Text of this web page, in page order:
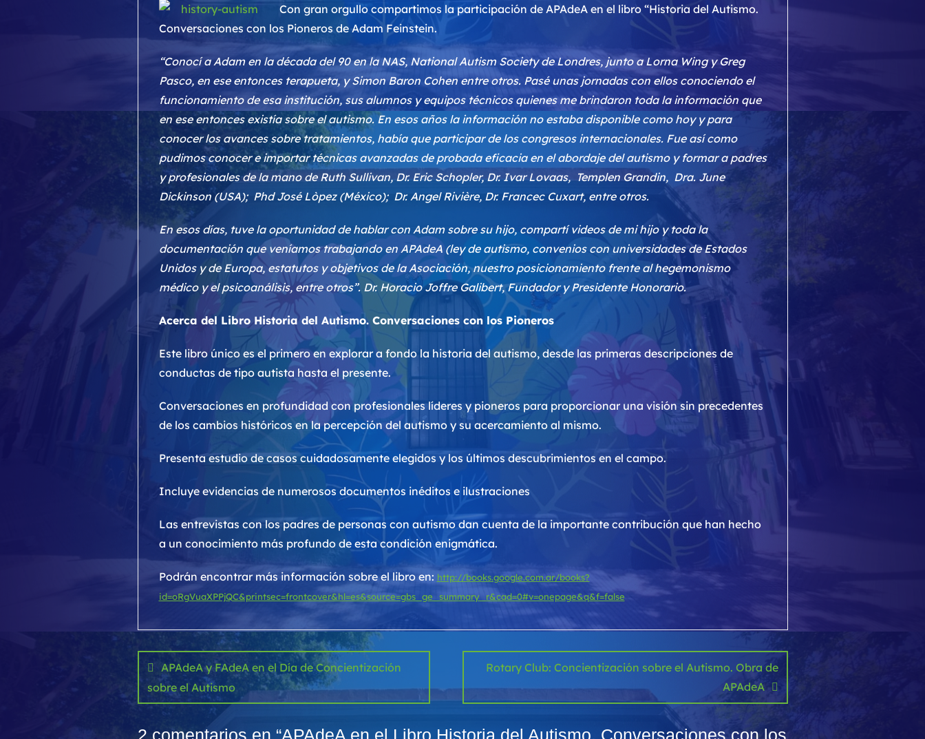
Con gran orgullo compartimos la participación de APAdeA en el libro “Historia del Autismo.
Conversaciones con los Pioneros de Adam Feinstein.
“Conocí a Adam en la década del 90 en la NAS, National Autism Society de Londres, junto a Lorna Wing y Greg
Pasco, en ese entonces terapueta, ySimon Baron Cohenentre otros. Pasé unas jornadas con ellos conociendo el
funcionamiento de esa institución, sus alumnos y equipos técnicos quienes me brindaron toda la información que
en ese entonces existía sobre el autismo. En esos años la información no estaba disponible como hoy y para
conocer los avances sobre tratamientos, había que participar de los congresos internacionales. Fue así como
pudimos conocer e importar técnicas avanzadas de probada eficacia en el abordaje del autismo y formar a padres
y profesionales de la mano de Ruth Sullivan, Dr. Eric Schopler, Dr. Ivar Lovaas, Templen Grandin, Dra. June
Dickinson (USA); Phd José Lòpez (México); Dr. Angel Rivière, Dr. Francec Cuxart, entre otros.
En esos días, tuve la oportunidad de hablar con Adam sobre su hijo, compartí videos de mi hijo y toda la
documentación que veníamos trabajando en APAdeA (ley de autismo, convenios con universidades de Estados
Unidos y de Europa, estatutos y objetivos de la Asociación, nuestro posicionamiento frente al hegemonismo
médico y el psicoanálisis, entre otros”. Dr. Horacio Joffre Galibert, Fundador y Presidente Honorario.
Acerca del Libro Historia del Autismo. Conversaciones con los Pioneros
Este libro único es el primero en explorar a fondo la historia del autismo, desde las primeras descripciones de
conductas de tipo autista hasta el presente.
Conversaciones en profundidad con profesionales líderes y pioneros para proporcionar una visión sin precedentes
de los cambios históricos en la percepción del autismo y su acercamiento al mismo.
Presenta estudio de casos cuidadosamente elegidos y los últimos descubrimientos en el campo.
Incluye evidencias de numerosos documentos inéditos e ilustraciones
Las entrevistas con los padres de personas con autismo dan cuenta de la importante contribución que han hecho
a un conocimiento más profundo de esta condición enigmática.
Podrán encontrar más información sobre el libro en: http://books.google.com.ar/books?
id=oRgVuaXPPjQC&printsec=frontcover&hl=es&source=gbs_ge_summary_r&cad=0#v=onepage&q&f=false
Navegación
de
entradas
APAdeA y FAdeA en el Día de Concientización
sobre el Autismo
Rotary Club: Concientización sobre el Autismo. Obra de
APAdeA
2 comentarios en “APAdeA en el Libro Historia del Autismo. Conversaciones con los